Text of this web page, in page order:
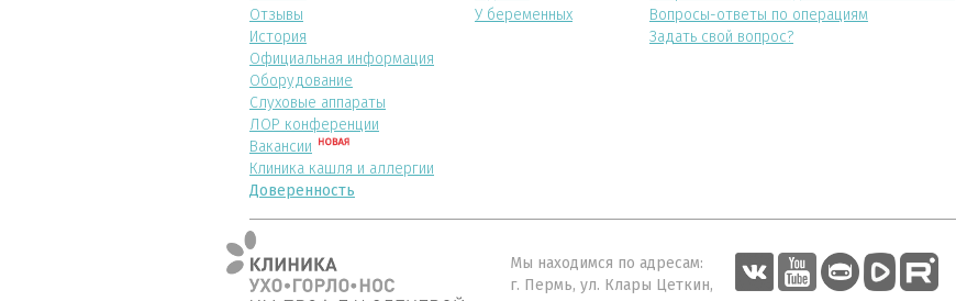
Отзывы
История
Официальная информация
Оборудование
Слуховые аппараты
ЛОР конференции
Вакансии
Клиника кашля и аллергии
У беременных
Вопросы-ответы по операциям
Задать свой вопрос?
Доверенность
Мы находимся по адресам:
г. Пермь, ул. Клары Цеткин,